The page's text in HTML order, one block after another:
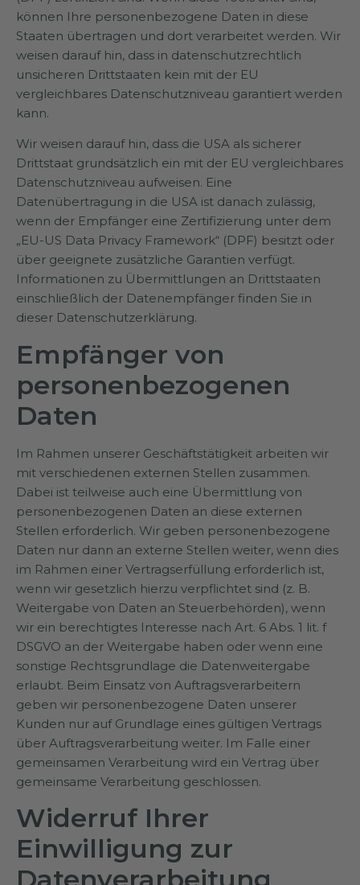
können Ihre personenbezogene Daten in diese
Staaten übertragen und dort verarbeitet werden. Wir
weisen darauf hin, dass in datenschutzrechtlich
unsicheren Drittstaaten kein mit der EU
vergleichbares Datenschutzniveau garantiert werden
kann.
Wir weisen darauf hin, dass die USA als sicherer
Drittstaat grundsätzlich ein mit der EU vergleichbares
Datenschutzniveau aufweisen. Eine
Datenübertragung in die USA ist danach zulässig,
wenn der Empfänger eine Zertifizierung unter dem
„EU-US Data Privacy Framework“ (DPF) besitzt oder
über geeignete zusätzliche Garantien verfügt.
Informationen zu Übermittlungen an Drittstaaten
einschließlich der Datenempfänger finden Sie in
dieser Datenschutzerklärung.
Empfänger von
personenbezogenen
Daten
Im Rahmen unserer Geschäftstätigkeit arbeiten wir
mit verschiedenen externen Stellen zusammen.
Dabei ist teilweise auch eine Übermittlung von
personenbezogenen Daten an diese externen
Stellen erforderlich. Wir geben personenbezogene
Daten nur dann an externe Stellen weiter, wenn dies
im Rahmen einer Vertragserfüllung erforderlich ist,
wenn wir gesetzlich hierzu verpflichtet sind (z. B.
Weitergabe von Daten an Steuerbehörden), wenn
wir ein berechtigtes Interesse nach Art. 6 Abs. 1 lit. f
DSGVO an der Weitergabe haben oder wenn eine
sonstige Rechtsgrundlage die Datenweitergabe
erlaubt. Beim Einsatz von Auftragsverarbeitern
geben wir personenbezogene Daten unserer
Kunden nur auf Grundlage eines gültigen Vertrags
über Auftragsverarbeitung weiter. Im Falle einer
gemeinsamen Verarbeitung wird ein Vertrag über
gemeinsame Verarbeitung geschlossen.
Widerruf Ihrer
Einwilligung zur